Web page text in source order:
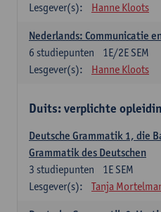
Lesgever(s):
Hanne Kloots
Nederlands: Communicatie
1E/2E SEM
6 studiepunten
Lesgever(s):
Hanne Kloots
Duits: verplichte
Deutsche Grammatik 1, die
Grammatik des Deutschen
1E SEM
3 studiepunten
Lesgever(s):
Tanja